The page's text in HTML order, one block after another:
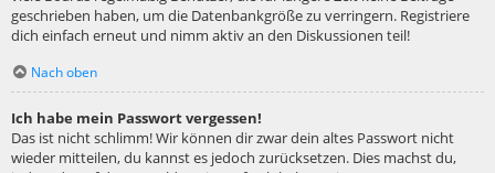
geschrieben haben, um die Datenbankgröße zu verringern. Registriere
dich einfach erneut und nimm aktiv an den Diskussionen teil!
Nach oben
Ich habe mein Passwort vergessen!
Das ist nicht schlimm! Wir können dir zwar dein altes Passwort nicht
wieder mitteilen, du kannst es jedoch zurücksetzen. Dies machst du,